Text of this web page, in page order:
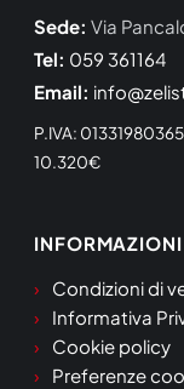
Sede: Via
Tel: 059 361164
Email:
P.IVA:
10.320€
INFORMAZIONI
Condizioni di
Informativa
Cookie policy
Preferenze